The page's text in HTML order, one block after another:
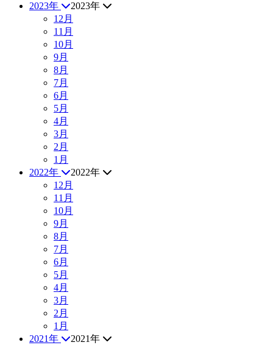
2023年
2023年
12月
11月
10月
9月
8月
7月
6月
5月
4月
3月
2月
1月
2022年
2022年
12月
11月
10月
9月
8月
7月
6月
5月
4月
3月
2月
1月
2021年
2021年